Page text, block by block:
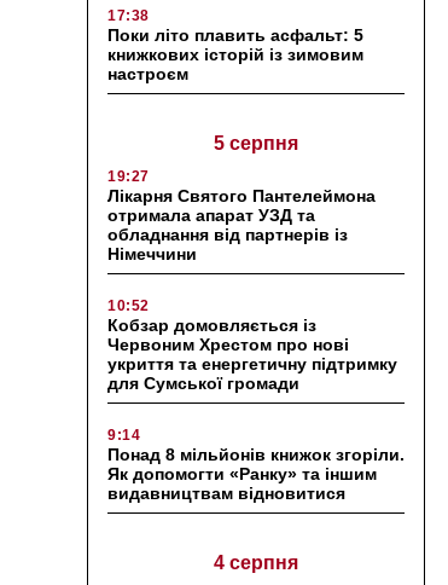
17:38
Поки літо плавить асфальт: 5
книжкових історій із зимовим
настроєм
5 серпня
19:27
Лікарня Святого Пантелеймона
отримала апарат УЗД та
обладнання від партнерів із
Німеччини
10:52
Кобзар домовляється із
Червоним Хрестом про нові
укриття та енергетичну підтримку
для Сумської громади
9:14
Понад 8 мільйонів книжок згоріли.
Як допомогти «Ранку» та іншим
видавництвам відновитися
4 серпня